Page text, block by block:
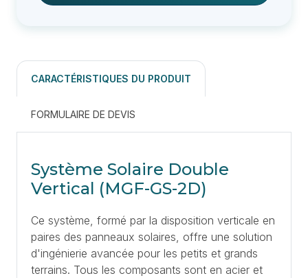
CARACTÉRISTIQUES DU PRODUIT
FORMULAIRE DE DEVIS
Système Solaire Double
Vertical (MGF-GS-2D)
Ce système, formé par la disposition verticale en
paires des panneaux solaires, offre une solution
d'ingénierie avancée pour les petits et grands
terrains. Tous les composants sont en acier et